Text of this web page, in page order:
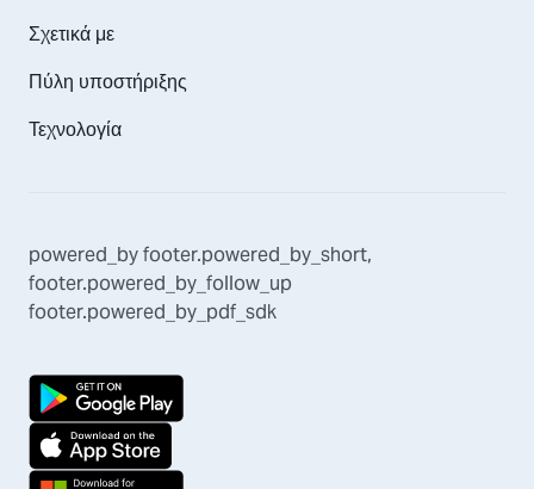
Σχετικά με
Πύλη υποστήριξης
Τεχνολογία
powered_byfooter.powered_by_short,
footer.powered_by_follow_up
footer.powered_by_pdf_sdk